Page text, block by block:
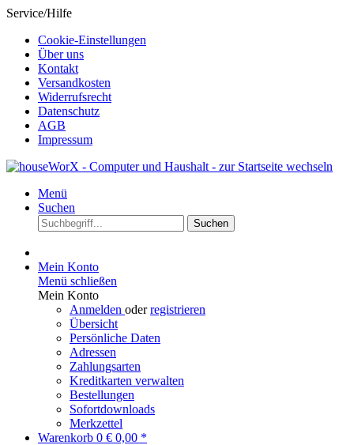
Service/Hilfe
Cookie-Einstellungen
Über uns
Kontakt
Versandkosten
Widerrufsrecht
Datenschutz
AGB
Impressum
Menü
Suchen
Suchen
Mein Konto
Menü schließen
Mein Konto
Anmelden oderregistrieren
Übersicht
Persönliche Daten
Adressen
Zahlungsarten
Kreditkarten verwalten
Bestellungen
Sofortdownloads
Merkzettel
Warenkorb 0 € 0,00 *